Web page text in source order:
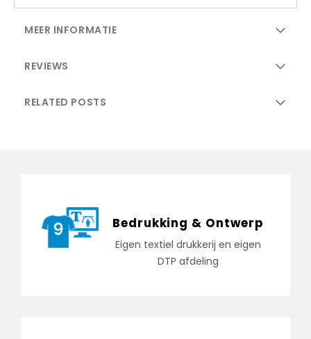
MEER INFORMATIE
REVIEWS
RELATED POSTS
Bedrukking & Ontwerp
Eigen textiel drukkerij en eigen
DTP afdeling